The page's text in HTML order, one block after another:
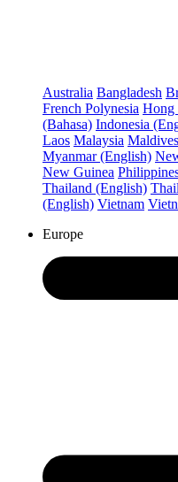
Australia Bangladesh
French Polynesia Hong
(Bahasa) Indonesia
Laos Malaysia Maldives
Myanmar (English)
New Guinea
Thailand (English)
(English) Vietnam
Europe